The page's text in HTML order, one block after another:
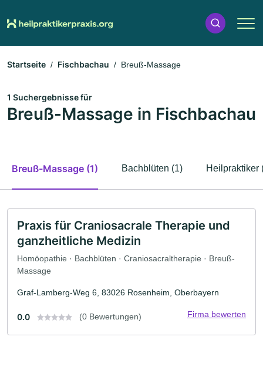
Startseite Fischbachau Breuß-Massage
1 Suchergebnisse für
Breuß-Massage in Fischbachau
Breuß-Massage (1) Bachblüten (1) Heilpraktiker
Praxis für Craniosacrale Therapie und
ganzheitliche Medizin
Homöopathie · Bachblüten · Craniosacraltherapie · Breuß-
Massage
Graf-Lamberg-Weg 6, 83026 Rosenheim, Oberbayern
0.0 (0 Bewertungen) Firma bewerten